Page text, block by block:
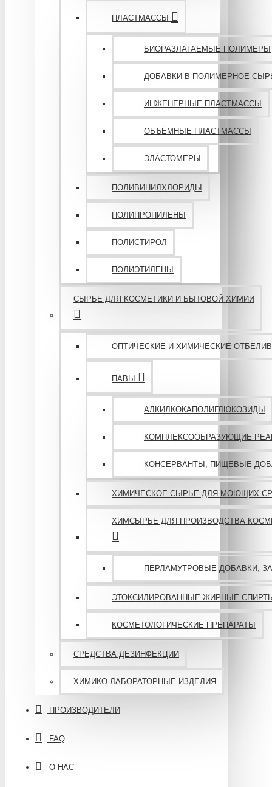
ПЛАСТМАССЫ
БИОРАЗЛАГАЕМЫЕ ПОЛИМЕРЫ
ДОБАВКИ В ПОЛИМЕРНОЕ
ИНЖЕНЕРНЫЕ ПЛАСТМАССЫ
ОБЪЁМНЫЕ ПЛАСТМАССЫ
ЭЛАСТОМЕРЫ
ПОЛИВИНИЛХЛОРИДЫ
ПОЛИПРОПИЛЕНЫ
ПОЛИСТИРОЛ
ПОЛИЭТИЛЕНЫ
СЫРЬЕ ДЛЯ КОСМЕТИКИ И БЫТОВОЙ ХИМИИ
ОПТИЧЕСКИЕ И ХИМИЧЕСКИЕ
ПАВЫ
АЛКИЛКОКАПОЛИГЛЮКОЗИДЫ
КОМПЛЕКСООБРАЗУЮЩИЕ
КОНСЕРВАНТЫ, ПИЩЕВЫЕ
ХИМИЧЕСКОЕ СЫРЬЕ ДЛЯ МОЮЩИХ
ХИМСЫРЬЕ ДЛЯ ПРОИЗВОДСТВА
ПЕРЛАМУТРОВЫЕ ДОБАВКИ,
ЭТОКСИЛИРОВАННЫЕ ЖИРНЫЕ
КОСМЕТОЛОГИЧЕСКИЕ ПРЕПАРАТЫ
СРЕДСТВА ДЕЗИНФЕКЦИИ
ХИМИКО-ЛАБОРАТОРНЫЕ ИЗДЕЛИЯ
ПРОИЗВОДИТЕЛИ
FAQ
О НАС